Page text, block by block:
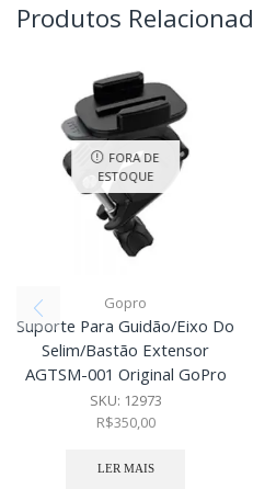
Produtos
FORA DE
ESTOQUE
Gopro
Suporte Para Guidão/Eixo Do
Selim/Bastão Extensor
AGTSM-001 Original GoPro
SKU: 12973
R$350,00
LER MAIS